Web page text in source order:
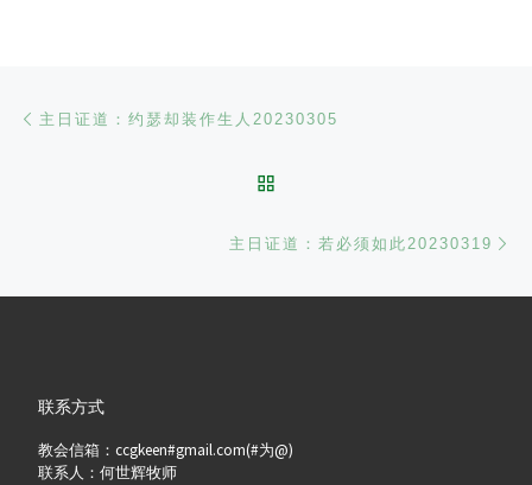
主日证道：约瑟却装作生人20230305
主日证道：若必须如此20230319
联系方式
教会信箱：ccgkeen#gmail.com(#为@)
联系人：何世辉牧师